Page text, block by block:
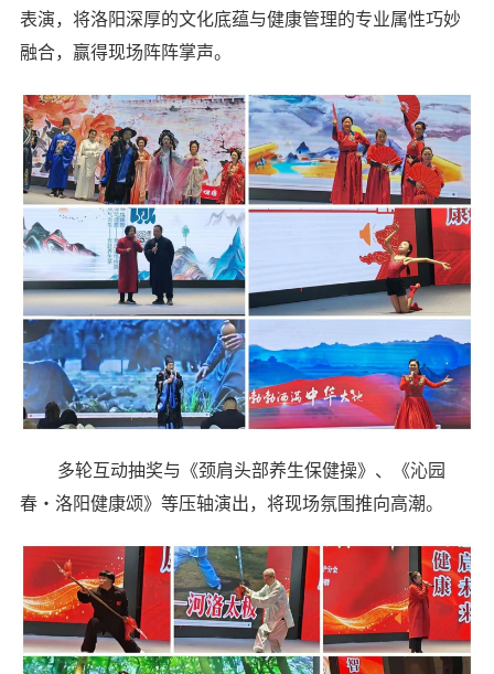
表演，将洛阳深厚的文化底蕴与健康管理的专业属性巧妙
融合，赢得现场阵阵掌声。
多轮互动抽奖与《颈肩头部养生保健操》、《沁园
春・洛阳健康颂》等压轴演出，将现场氛围推向高潮。